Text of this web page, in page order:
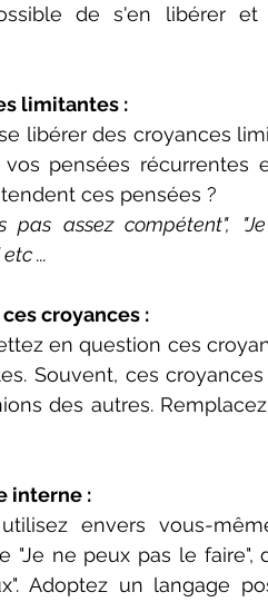
de s'en libérer et
limitantes :
libérer des croyances
pensées récurrentes
ces pensées ?
pas assez compétent",
...
croyances :
en question ces
Souvent, ces
des autres.
interne :
envers vous-
"Je ne peux pas le faire",
Adoptez un langage